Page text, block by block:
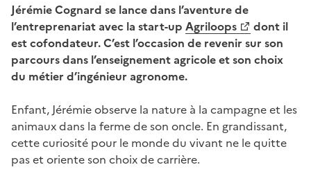
Jérémie Cognard se lance dans l’aventure de
l’entreprenariat avec la start-up Agriloops
dont il
est cofondateur. C’est l’occasion de revenir sur son
parcours dans l’enseignement agricole et son choix
du métier d’ingénieur agronome.
Enfant, Jérémie observe la nature à la campagne et les
animaux dans la ferme de son oncle. En grandissant,
cette curiosité pour le monde du vivant ne le quitte
pas et oriente son choix de carrière.